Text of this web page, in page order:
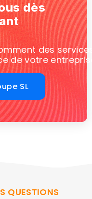
dès
des
de votre
SL
QUESTIONS